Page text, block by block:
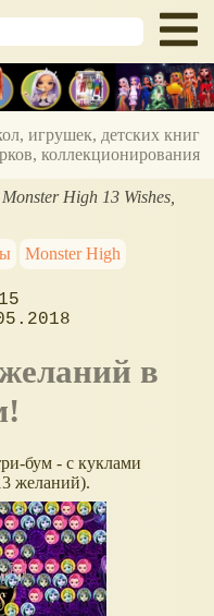
игрушек, детских книг
коллекционирования
Monster High 13 Wishes,
Monster High
бум - с куклами
желаний).